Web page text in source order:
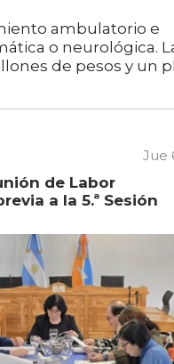
ambulatorio e
o neurológica.
de pesos y un
Jue
de Labor
a la 5.ª Sesión